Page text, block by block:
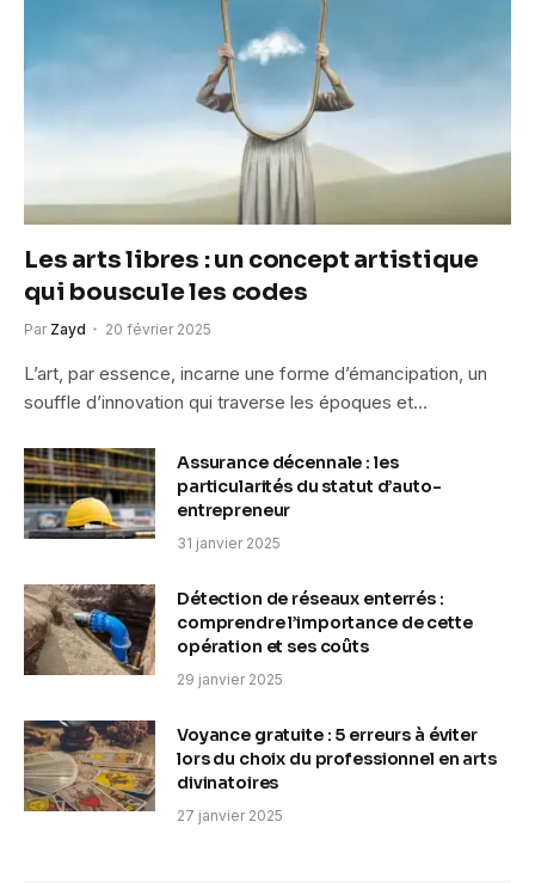
Les arts libres : un concept artistique
qui bouscule les codes
Par Zayd 20 février 2025
L’art, par essence, incarne une forme d’émancipation, un
souffle d’innovation qui traverse les époques et…
Assurance décennale : les
particularités du statut d’auto-
entrepreneur
31 janvier 2025
Détection de réseaux enterrés :
comprendre l’importance de cette
opération et ses coûts
29 janvier 2025
Voyance gratuite : 5 erreurs à éviter
lors du choix du professionnel en arts
divinatoires
27 janvier 2025